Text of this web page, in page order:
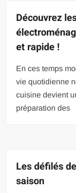
Découvrez
et rapide !
En ces temps
vie quotidienne
cuisine devient
préparation des
Les défilés
saison